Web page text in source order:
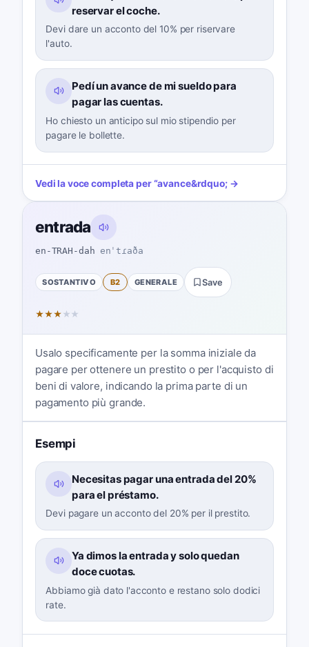
reservar el coche.
Devi dare un acconto del 10% per riservare
l'auto.
Pedí un avance de mi sueldo para
pagar las cuentas.
Ho chiesto un anticipo sul mio stipendio per
pagare le bollette.
Vedi la voce completa per“avance&rdquo; →
entrada
en-TRAH-dah enˈtɾaða
SOSTANTIVO B2 GENERALE Save
★★★ ★ ★
Usalo specificamente per la somma iniziale da
pagare per ottenere un prestito o per l'acquisto di
beni di valore, indicando la prima parte di un
pagamento più grande.
Esempi
Necesitas pagar una entrada del 20%
para el préstamo.
Devi pagare un acconto del 20% per il prestito.
Ya dimos la entrada y solo quedan
doce cuotas.
Abbiamo già dato l'acconto e restano solo dodici
rate.